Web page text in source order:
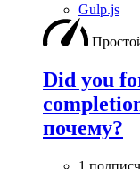
Gulp.js
Did you
почему?
1